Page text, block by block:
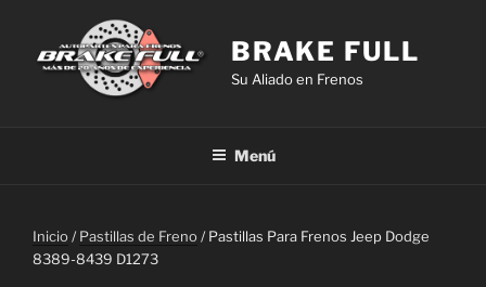
contenido
BRAKE FULL
Su Aliado en Frenos
Menú
Inicio/Pastillas de Freno/ Pastillas Para Frenos Jeep Dodge
8389-8439 D1273